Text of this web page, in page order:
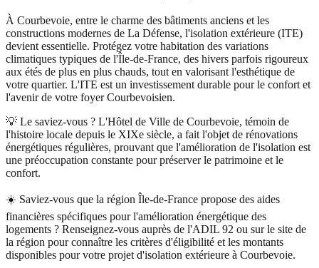
À Courbevoie, entre le charme des bâtiments anciens et les
constructions modernes de La Défense, l'isolation extérieure (ITE)
devient essentielle. Protégez votre habitation des variations
climatiques typiques de l'Île-de-France, des hivers parfois rigoureux
aux étés de plus en plus chauds, tout en valorisant l'esthétique de
votre quartier. L'ITE est un investissement durable pour le confort et
l'avenir de votre foyer Courbevoisien.
💡 Le saviez-vous ? L'Hôtel de Ville de Courbevoie, témoin de
l'histoire locale depuis le XIXe siècle, a fait l'objet de rénovations
énergétiques régulières, prouvant que l'amélioration de l'isolation est
une préoccupation constante pour préserver le patrimoine et le
confort.
☀️ Saviez-vous que la région Île-de-France propose des aides
financières spécifiques pour l'amélioration énergétique des
logements ? Renseignez-vous auprès de l'ADIL 92 ou sur le site de
la région pour connaître les critères d'éligibilité et les montants
disponibles pour votre projet d'isolation extérieure à Courbevoie.